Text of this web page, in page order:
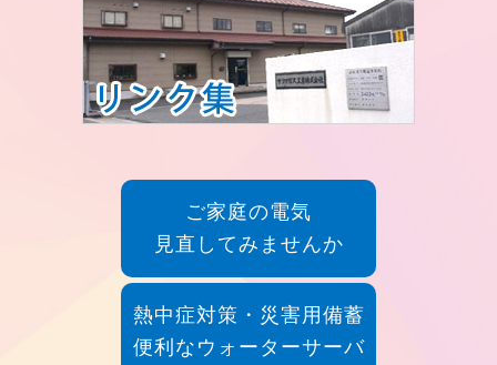
ご家庭の電気
見直してみませんか
熱中症対策・災害用備蓄
便利なウォーターサーバ